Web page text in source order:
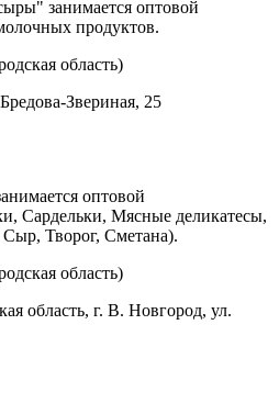
занимается оптовой
продуктов.
область)
Звериная, 25
оптовой
Сардельки, Мясные деликатесы,
Творог, Сметана).
область)
область, г. В. Новгород, ул.